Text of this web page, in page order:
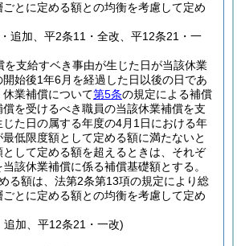
とに定める額との均衡を考慮して定め
追加、平2条11・全改、平12条21・一
を支給すベき事由が生じた日が当該休業
始後1年6月を経過した日以後の日であ
業補償について第5条の規定による補償
を受けるべき職員の当該休業補償を支
た日の属する年度の4月1日における年
低限度額として定める額に満たないと
として定める額を超えるときは、それぞ
該休業補償に係る補償基礎額とする。
る額は、法第2条第13項の規定により総
とに定める額との均衡を考慮して定め
追加、平12条21・一改)